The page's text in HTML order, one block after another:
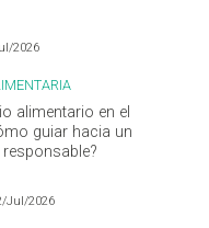
2026
alimentario en el
guiar hacia un
Jul/2026